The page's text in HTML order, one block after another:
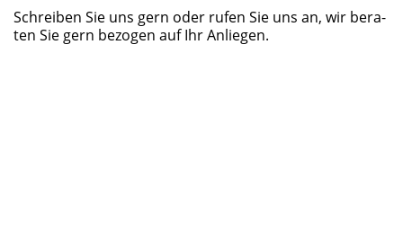
Schrei­ben Sie uns gern oder rufen Sie uns an, wir bera­
ten Sie gern bezo­gen auf Ihr Anliegen.